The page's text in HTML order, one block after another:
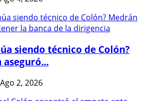
siendo técnico de Colón?
aseguró...
Ago 2, 2026